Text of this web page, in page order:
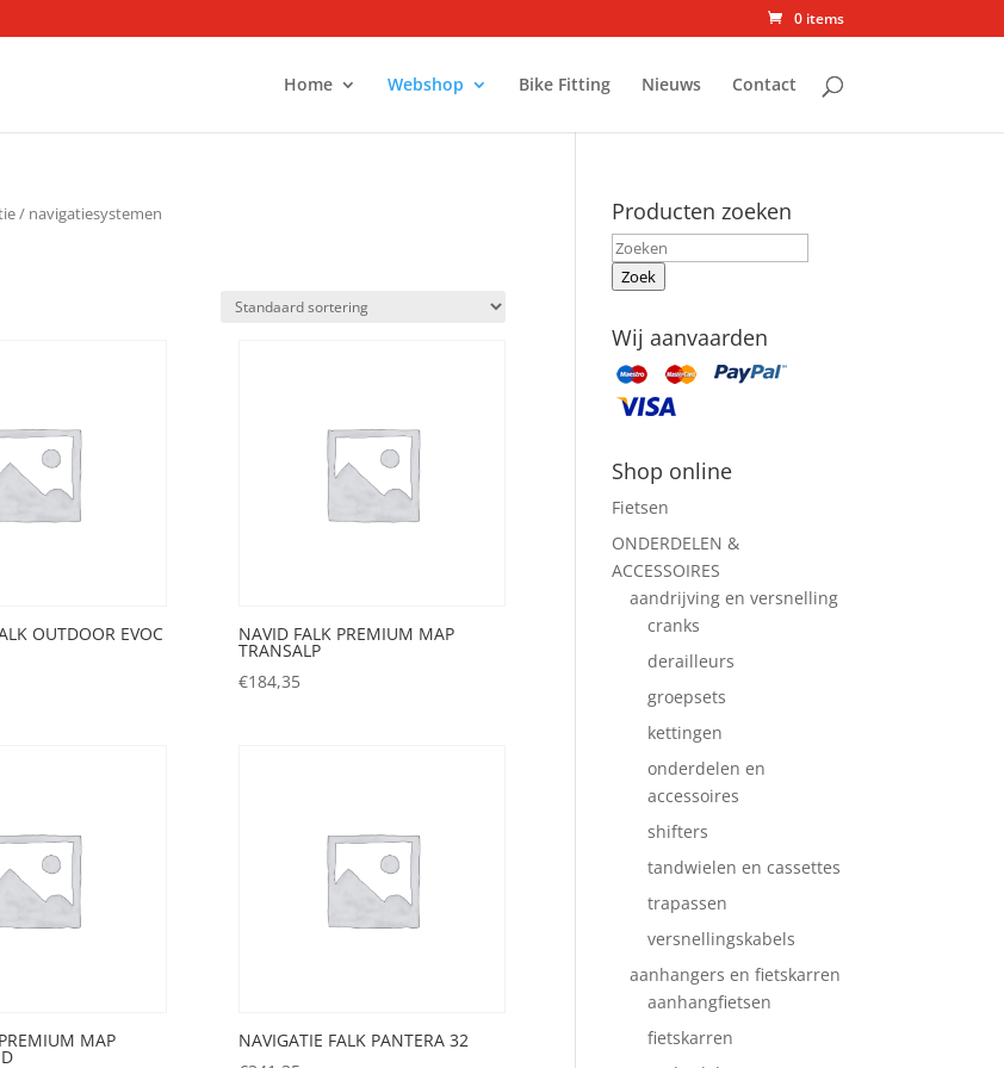
0 items
Home Webshop Bike Fitting Nieuws Contact
/ navigatiesystemen
OUTDOOR EVOC
NAVID FALK PREMIUM MAP
TRANSALP
€184,35
MAP
NAVIGATIE FALK PANTERA 32
Producten zoeken
Zoek
Wij aanvaarden
Shop online
Fietsen
ONDERDELEN &
ACCESSOIRES
aandrijving en versnelling
cranks
derailleurs
groepsets
kettingen
onderdelen en
accessoires
shifters
tandwielen en cassettes
trapassen
versnellingskabels
aanhangers en fietskarren
aanhangfietsen
fietskarren